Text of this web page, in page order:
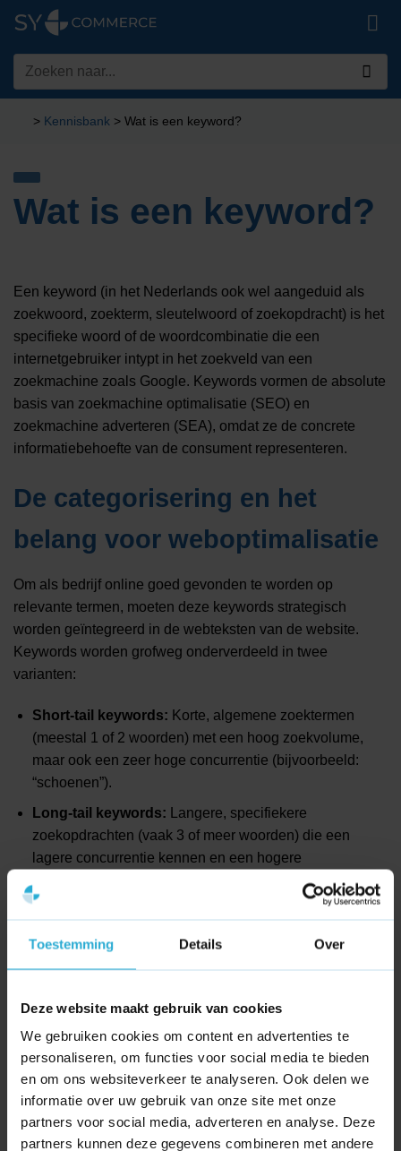
Toestemming Details Over
Deze website maakt gebruik van cookies
We gebruiken cookies om content en advertenties te
personaliseren, om functies voor social media te bieden
en om ons websiteverkeer te analyseren. Ook delen we
informatie over uw gebruik van onze site met onze
partners voor social media, adverteren en analyse. Deze
partners kunnen deze gegevens combineren met andere
naar
inhoud
Zoeken
> Kennisbank > Wat is een keyword?
Wat is een keyword?
Een keyword (in het Nederlands ook wel aangeduid als
zoekwoord, zoekterm, sleutelwoord of zoekopdracht) is het
specifieke woord of de woordcombinatie die een
internetgebruiker intypt in het zoekveld van een
zoekmachine zoals Google. Keywords vormen de absolute
basis van zoekmachine optimalisatie (SEO) en
zoekmachine adverteren (SEA), omdat ze de concrete
informatiebehoefte van de consument representeren.
De categorisering en het
belang voor weboptimalisatie
Om als bedrijf online goed gevonden te worden op
relevante termen, moeten deze keywords strategisch
worden geïntegreerd in de webteksten van de website.
Keywords worden grofweg onderverdeeld in twee
varianten:
Short-tail keywords: Korte, algemene zoektermen
(meestal 1 of 2 woorden) met een hoog zoekvolume,
maar ook een zeer hoge concurrentie (bijvoorbeeld:
“schoenen”).
Long-tail keywords: Langere, specifiekere
zoekopdrachten (vaak 3 of meer woorden) die een
lagere concurrentie kennen en een hogere
conversieintentie bevatten (bijvoorbeeld: “rode lederen
hardloopschoenen kopen”).
Met behulp van webanalyse- en statistiekenpakketten
kunnen marketeers exact achterhalen via welke keywords
data de content verder te optimaliseren.